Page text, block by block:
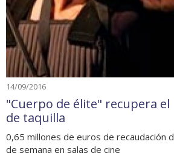
14/09/2016
"Cuerpo de élite" recupera el
de taquilla
0,65 millones de euros de recaudación
de semana en salas de cine